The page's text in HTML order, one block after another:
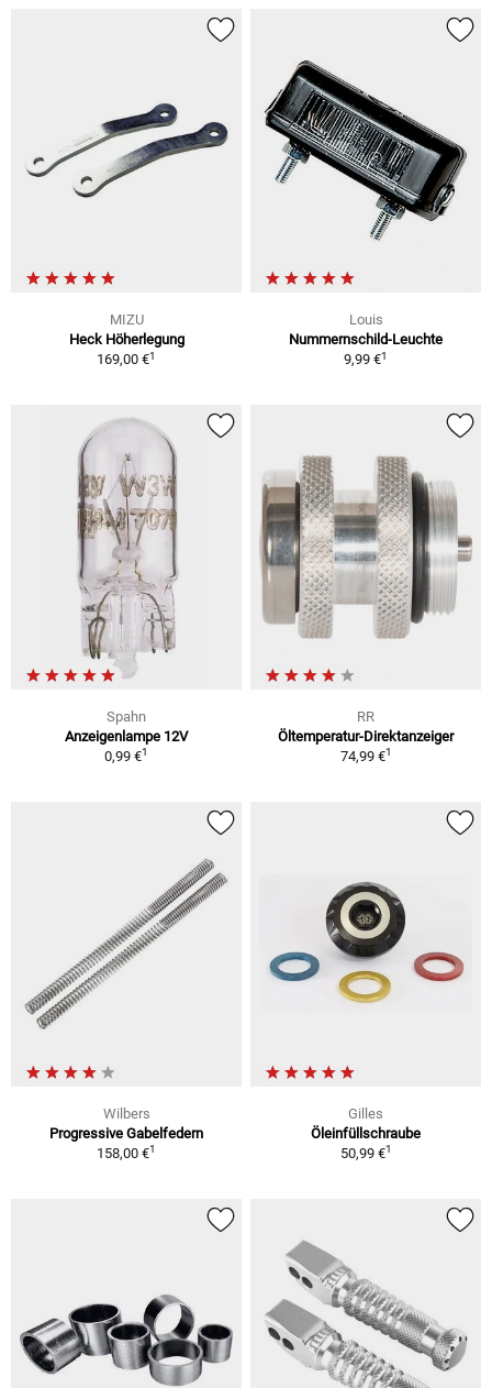
MIZU
Heck Höherlegung
169,00 €1
Louis
Nummernschild-Leuchte
9,99 €1
Spahn
Anzeigenlampe 12V
0,99 €1
RR
Öltemperatur-Direktanzeiger
74,99 €1
Wilbers
Progressive Gabelfedern
158,00 €1
Gilles
Öleinfüllschraube
50,99 €1